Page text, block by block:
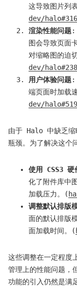
这导致图片列
dev/
渲染性能问题:
图会导致页面
对缩略图的迫
dev/
用户体验问题:
端页面时加载
dev/
由于 Halo 中缺乏缩
瓶颈。为了解决这个
使用 CSS3 硬
化了附件库中
加载压力。(
调整默认排版
面的默认排版
面加载时间。(
这些调整在一定程度
管理上的性能问题，
功能的引入仍然是满